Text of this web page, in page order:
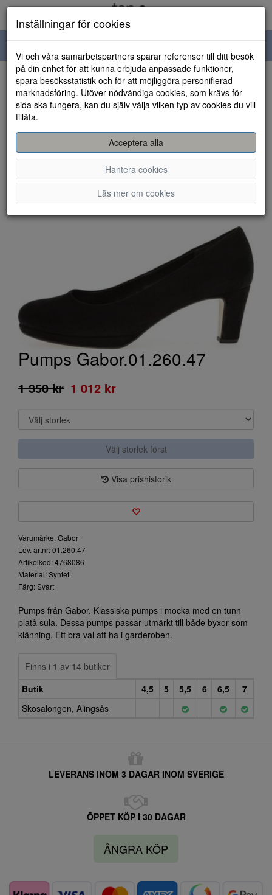
navigation
HEM
Pumps Gabor.01.260.47
1 350 kr 1 012 kr
Välj storlek först
Visa prishistorik
Varumärke: Gabor
Lev. artnr: 01.260.47
Artikelkod: 4768086
Material: Syntet
Färg: Svart
Pumps från Gabor. Klassiska pumps i mocka med en tunn
platå sula. Dessa pumps passar utmärkt till både byxor som
klänning. Ett bra val att ha i garderoben.
Finns i 1 av 14 butiker
Butik
4,5 5 5,5 6 6,5
7
Skosalongen, Alingsås
LEVERANS INOM 3 DAGAR INOM SVERIGE
ÖPPET KÖP I 30 DAGAR
ÅNGRA KÖP
Inställningar för cookies
Vi och våra samarbetspartners sparar referenser till ditt besök
på din enhet för att kunna erbjuda anpassade funktioner,
spara besöksstatistik och för att möjliggöra personifierad
marknadsföring. Utöver nödvändiga cookies, som krävs för
sida ska fungera, kan du själv välja vilken typ av cookies du vill
tillåta.
Acceptera alla
Hantera cookies
Läs mer om cookies